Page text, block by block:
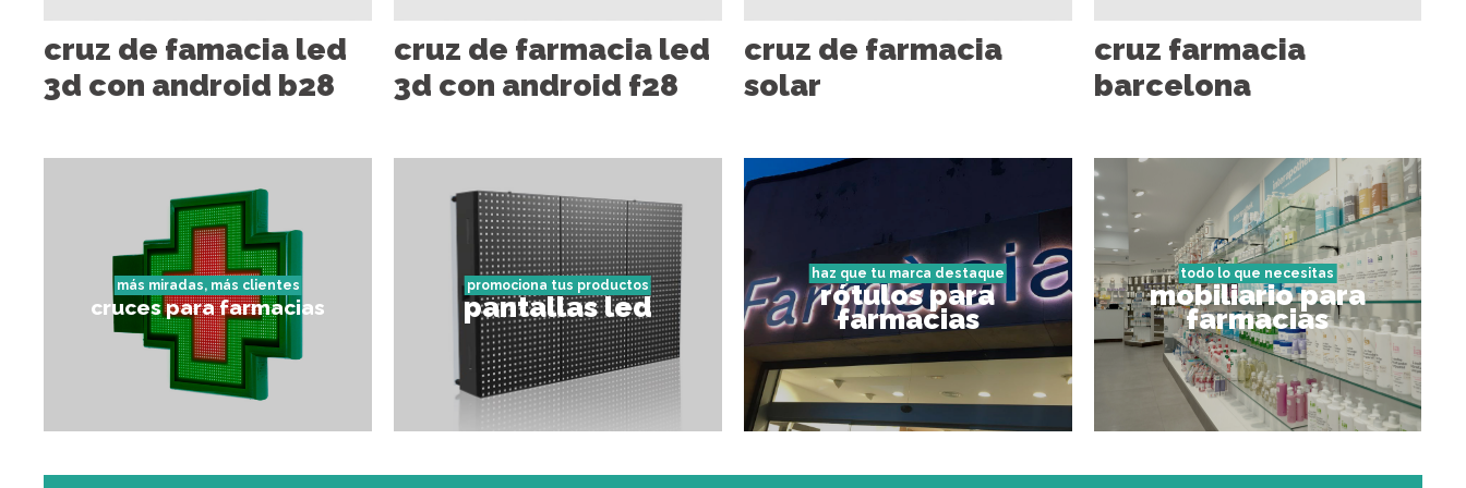
cruz de famacia led
3d con android b28
cruz de farmacia led
3d con android f28
cruz de farmacia
solar
cruz farmacia
barcelona
más miradas, más clientes
cruces para farmacias
promociona tus productos
pantallas led
haz que tu marca destaque
rótulos para
farmacias
todo lo que necesitas
mobiliario para
farmacias